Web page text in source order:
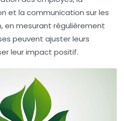
et la communication sur les
en mesurant régulièrement
peuvent ajuster leurs
leur impact positif.